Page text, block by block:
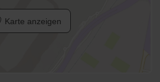
Karte anzeigen